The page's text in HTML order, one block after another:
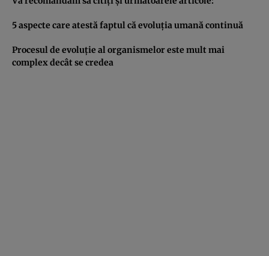
5 aspecte care atestă faptul că evoluţia umană continuă
Procesul de evoluţie al organismelor este mult mai
complex decât se credea